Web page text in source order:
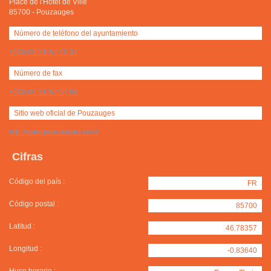
Place de l'Hôtel de Ville
85700 - Pouzauges
Número de teléfono del ayuntamiento
+(33) 02 51 57 01 37
Número de fax
+(33) 02 51 57 07 69
Sitio web oficial de Pouzauges
http://www.pouzauges.com/
Cifras
Código del país : FR
Código postal : 85700
Latitud : 46.78357
Longitud : -0.83640